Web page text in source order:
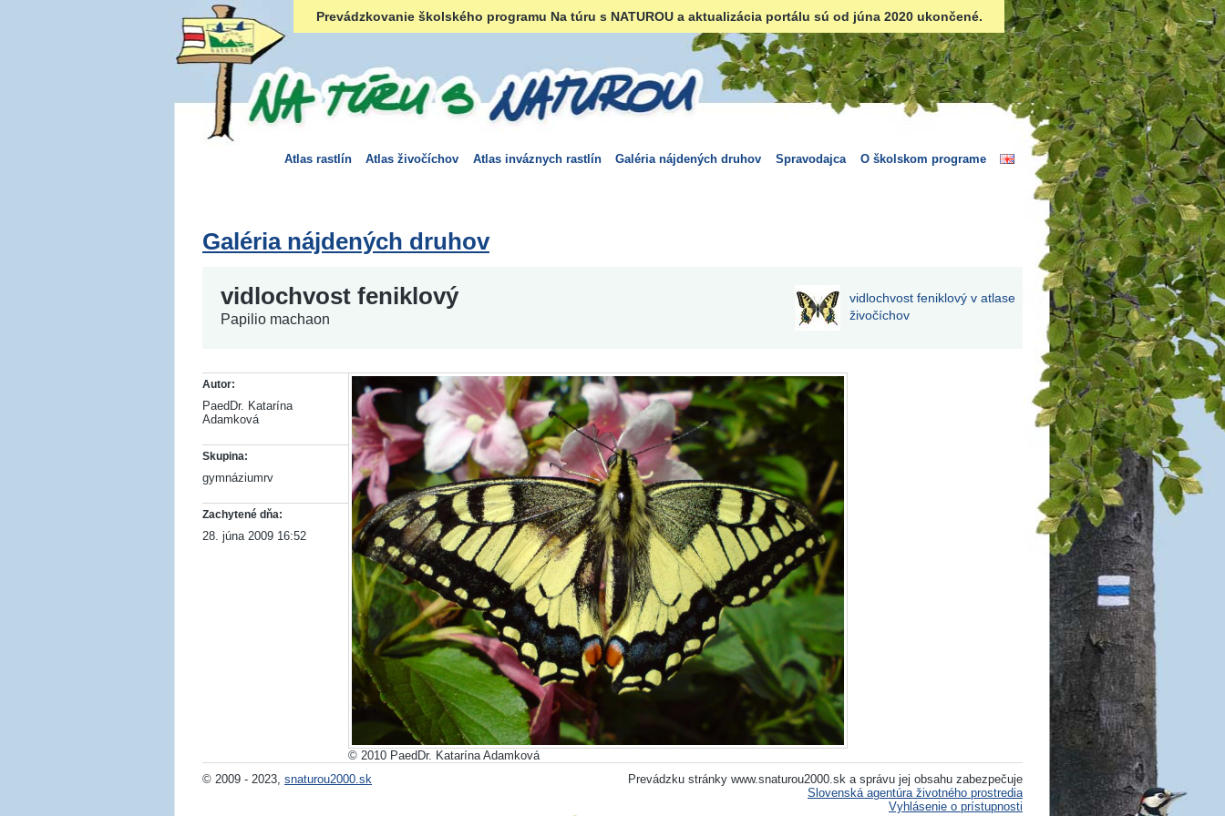
Prevádzkovanie školského programu Na túru s NATUROU a aktualizácia portálu sú od júna 2020 ukončené.
Atlas rastlín Atlas živočíchov Atlas inváznych rastlín Galéria nájdených druhov Spravodajca O školskom programe
Galéria nájdených druhov
vidlochvost feniklový v atlase
živočíchov
vidlochvost feniklový
Papilio machaon
Autor:
PaedDr. Katarína
Adamková
Skupina:
gymnáziumrv
Zachytené dňa:
28. júna 2009 16:52
© 2010 PaedDr. Katarína Adamková
© 2009 - 2023, snaturou2000.sk
Prevádzku stránky www.snaturou2000.sk a správu jej obsahu zabezpečuje
Slovenská agentúra životného prostredia
Vyhlásenie o prístupnosti